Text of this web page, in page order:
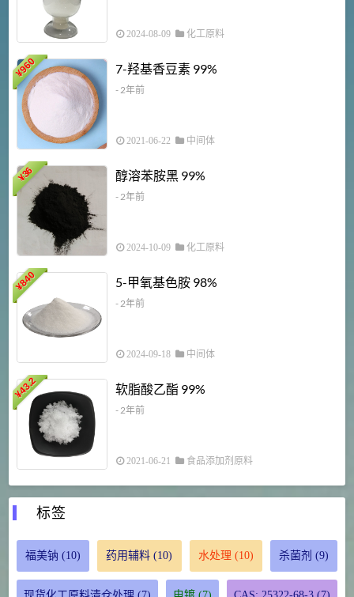
2024-08-09 化工原料
¥
960 7-羟基香豆素 99%
- 2年前
2021-06-22 中间体
¥
36 醇溶苯胺黑 99%
- 2年前
2024-10-09 化工原料
¥
840 5-甲氧基色胺 98%
- 2年前
2024-09-18 中间体
¥
43.2 软脂酸乙酯 99%
- 2年前
2021-06-21 食品添加剂原料
标签
福美钠 (10) 药用辅料 (10) 水处理 (10) 杀菌剂 (9)